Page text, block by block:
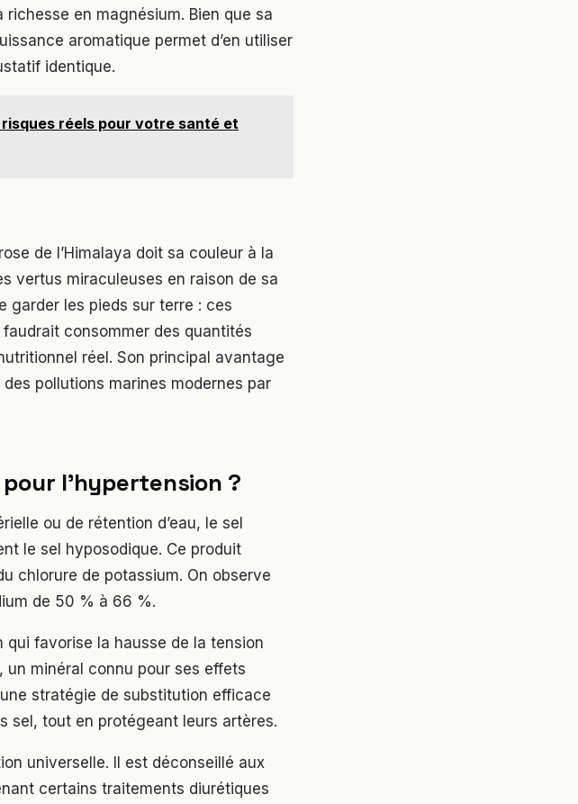
en magnésium. Bien que sa
aromatique permet d’en utiliser
identique.
réels pour votre santé et
de l’Himalaya doit sa couleur à la
vertus miraculeuses en raison de sa
garder les pieds sur terre : ces
consommer des quantités
réel. Son principal avantage
pollutions marines modernes par
l’hypertension ?
ou de rétention d’eau, le sel
le sel hyposodique. Ce produit
chlorure de potassium. On observe
de 50 % à 66 %.
qui favorise la hausse de la tension
un minéral connu pour ses effets
stratégie de substitution efficace
sel, tout en protégeant leurs artères.
universelle. Il est déconseillé aux
certains traitements diurétiques